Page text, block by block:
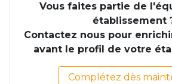
Vous faites partie de
établissement
Contactez nous pour
avant le profil de votre
Complétez dès